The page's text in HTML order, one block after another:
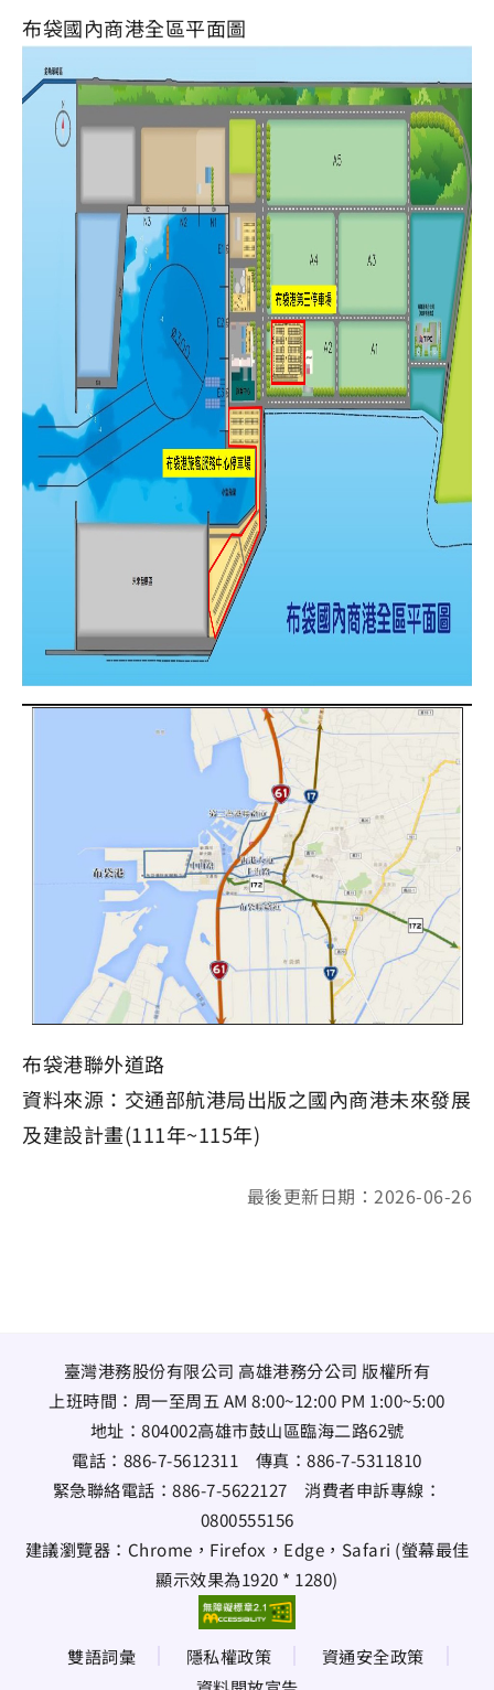
布袋國內商港全區平面圖
布袋港聯外道路
資料來源：交通部航港局出版之國內商港未來發展
及建設計畫(111年~115年)
最後更新日期：2026-06-26
臺灣港務股份有限公司 高雄港務分公司 版權所有
上班時間：周一至周五 AM 8:00~12:00 PM 1:00~5:00
地址： 804002高雄市鼓山區臨海二路62號
電話： 886-7-5612311 傳真：886-7-5311810
緊急聯絡電話：886-7-5622127消費者申訴專線：
0800555156
建議瀏覽器：Chrome，Firefox，Edge，Safari (螢幕最佳
顯示效果為1920 * 1280)
雙語詞彙 隱私權政策
資通安全政策